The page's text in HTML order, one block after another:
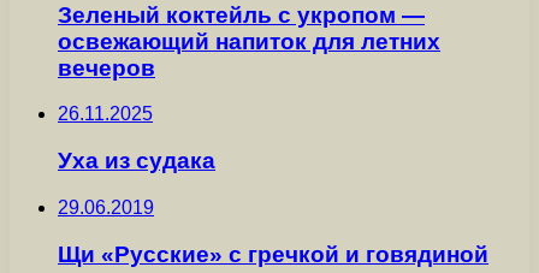
Зеленый коктейль с укропом —
освежающий напиток для летних
вечеров
26.11.2025
Уха из судака
29.06.2019
Щи «Русские» с гречкой и говядиной